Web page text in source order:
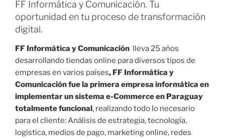
FF Informática y Comunicación. Tu
oportunidad en tu proceso de transformación
digital.
FF Informática y Comunicación lleva 25 años
desarrollando tiendas online para diversos tipos de
empresas en varios países, FF Informática y
Comunicación fue la primera empresa informática en
implementar un sistema e-Commerce en Paraguay
totalmente funcional, realizando todo lo necesario
para el cliente: Análisis de estrategia, tecnología,
logística, medios de pago, marketing online, redes